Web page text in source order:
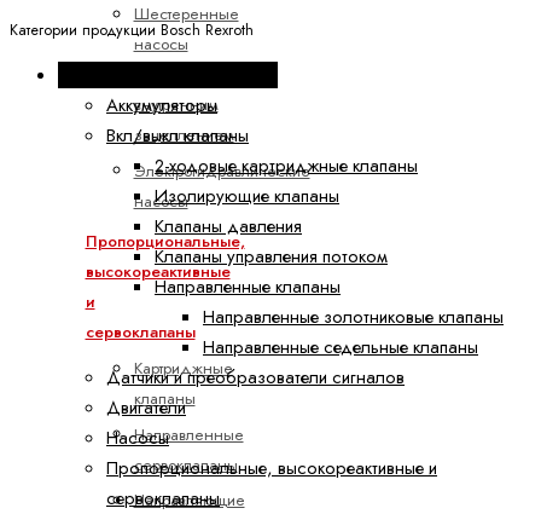
Шестеренные
насосы
внутренним
зацеплением
Электрогидравлические
насосы
Пропорциональные,
высокореактивные
и
сервоклапаны
Картриджные
клапаны
Направленные
сервоклапаны
Направляющие
Категории продукции Bosch Rexroth
Аккумуляторы
Вкл/выкл клапаны
2-ходовые картриджные клапаны
Изолирующие клапаны
Клапаны давления
Клапаны управления потоком
Направленные клапаны
Направленные золотниковые клапаны
Направленные седельные клапаны
Датчики и преобразователи сигналов
Двигатели
Насосы
Пропорциональные, высокореактивные и
сервоклапаны